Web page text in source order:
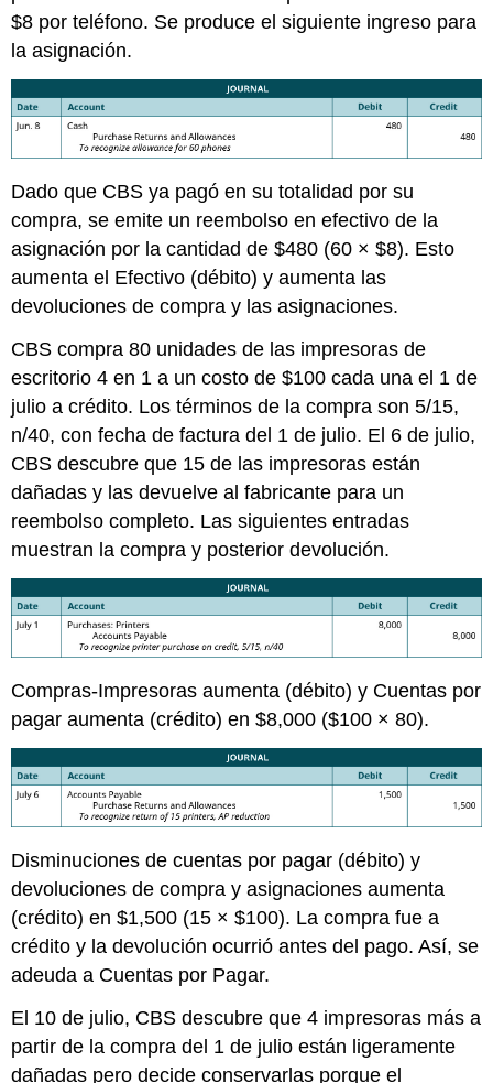
$8 por teléfono. Se produce el siguiente ingreso para
la asignación.
Dado que CBS ya pagó en su totalidad por su
compra, se emite un reembolso en efectivo de la
asignación por la cantidad de $480 (60 × $8). Esto
aumenta el Efectivo (débito) y aumenta las
devoluciones de compra y las asignaciones.
CBS compra 80 unidades de las impresoras de
escritorio 4 en 1 a un costo de $100 cada una el 1 de
julio a crédito. Los términos de la compra son 5/15,
n/40, con fecha de factura del 1 de julio. El 6 de julio,
CBS descubre que 15 de las impresoras están
dañadas y las devuelve al fabricante para un
reembolso completo. Las siguientes entradas
muestran la compra y posterior devolución.
Compras-Impresoras aumenta (débito) y Cuentas por
pagar aumenta (crédito) en $8,000 ($100 × 80).
Disminuciones de cuentas por pagar (débito) y
devoluciones de compra y asignaciones aumenta
(crédito) en $1,500 (15 × $100). La compra fue a
crédito y la devolución ocurrió antes del pago. Así, se
adeuda a Cuentas por Pagar.
El 10 de julio, CBS descubre que 4 impresoras más a
partir de la compra del 1 de julio están ligeramente
dañadas pero decide conservarlas porque el